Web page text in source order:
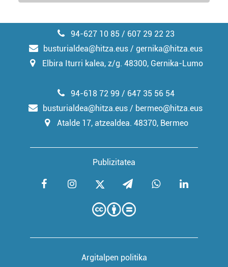
94-627 10 85 / 607 29 22 23
busturialdea@hitza.eus / gernika@hitza.eus
Elbira Iturri kalea, z/g. 48300, Gernika-Lumo
Publizitatea
94-618 72 99 / 647 35 56 54
busturialdea@hitza.eus / bermeo@hitza.eus
Atalde 17, atzealdea. 48370, Bermeo
Argitalpen politika